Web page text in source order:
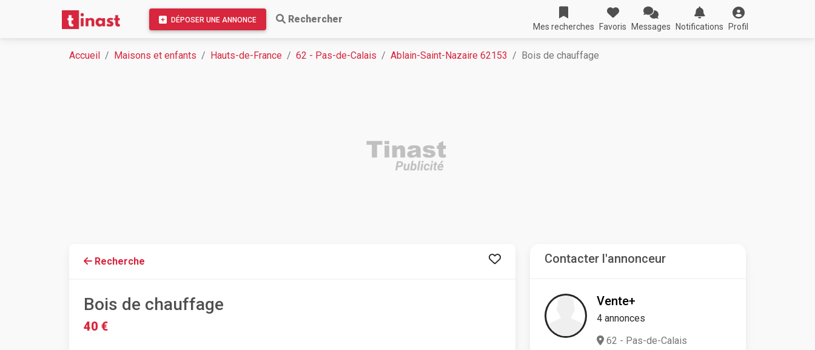
DÉPOSER UNE ANNONCE Rechercher
Mes recherches Favoris Messages Notifications Profil
Accueil Maisons et enfants Hauts-de-France 62 - Pas-de-Calais Ablain-Saint-Nazaire 62153 Bois de chauffage
Recherche
Bois de chauffage
40 €
Contacter l'annonceur
Vente+
4 annonces
62 - Pas-de-Calais